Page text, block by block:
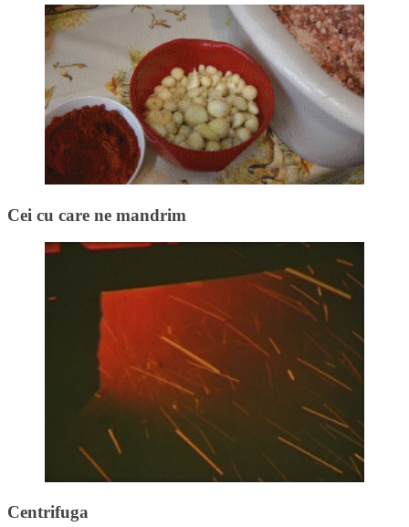
Cei cu care ne mandrim
Centrifuga